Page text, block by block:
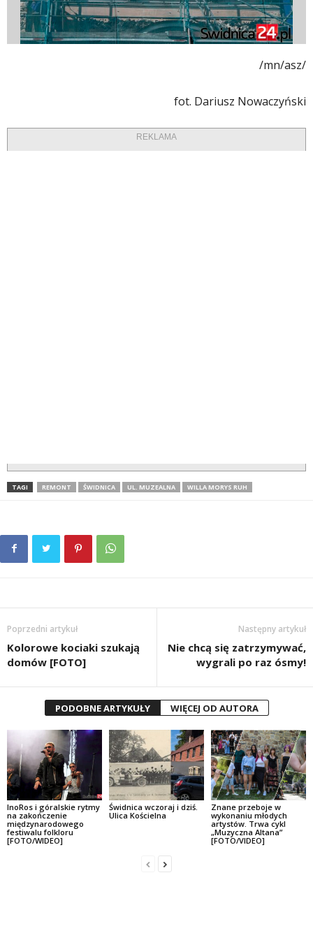
/mn/asz/
fot. Dariusz Nowaczyński
REKLAMA
TAGI REMONT ŚWIDNICA UL. MUZEALNA WILLA MORYS RUH
Poprzedni artykuł
Kolorowe kociaki szukają
domów [FOTO]
Następny artykuł
Nie chcą się zatrzymywać,
wygrali po raz ósmy!
PODOBNE ARTYKUŁY WIĘCEJ OD AUTORA
InoRos i góralskie rytmy
na zakończenie
międzynarodowego
festiwalu folkloru
[FOTO/WIDEO]
Świdnica wczoraj i dziś.
Ulica Kościelna
Znane przeboje w
wykonaniu młodych
artystów. Trwa cykl
„Muzyczna Altana”
[FOTO/VIDEO]